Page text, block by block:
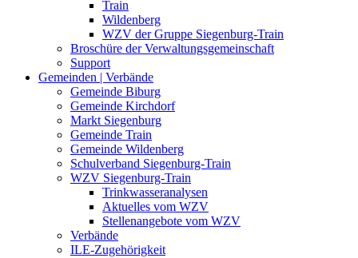
Train
Wildenberg
WZV der Gruppe Siegenburg-Train
Broschüre der Verwaltungsgemeinschaft
Support
Gemeinden | Verbände
Gemeinde Biburg
Gemeinde Kirchdorf
Markt Siegenburg
Gemeinde Train
Gemeinde Wildenberg
Schulverband Siegenburg-Train
WZV Siegenburg-Train
Trinkwasseranalysen
Aktuelles vom WZV
Stellenangebote vom WZV
Verbände
ILE-Zugehörigkeit